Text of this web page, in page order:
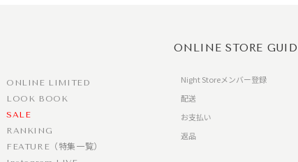
ONLINE LIMITED
LOOK BOOK
SALE
RANKING
FEATURE（特集一覧）
ONLINE STORE
Night Storeメンバー登録
配送
お支払い
返品